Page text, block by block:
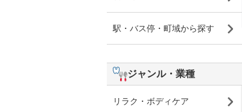
駅・バス停・町域から探す
ジャンル・業種
リラク・ボディケア